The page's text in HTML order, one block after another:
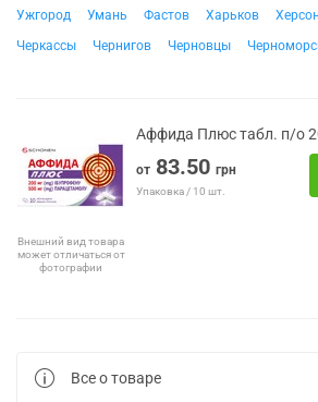
Ужгород
Умань Фастов Харьков Херсон
Черкассы
Чернигов Черновцы
Внешний вид товара
может отличаться от
фотографии
Аффида Плюс табл. п/о
от 83.50 грн
Упаковка / 10 шт.
Все о товаре